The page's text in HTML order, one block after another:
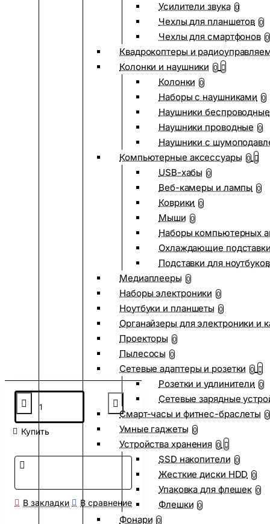
Усилители звука 0
Чехлы для планшетов 0
Чехлы для смартфонов 0
Квадрокоптеры и
Колонки и наушники 0
Колонки 0
Наборы с наушниками 0
Наушники беспроводные
Наушники проводные 0
Наушники с
Компьютерные аксессуары 0
USB-хабы 0
Веб-камеры и лампы 0
Коврики 0
Мыши 0
Наборы компьютерных
Охлаждающие
Подставки для ноутбуков
Медиаплееры 0
Наборы электроники 0
Ноутбуки и планшеты 0
Органайзеры для электроники и
Проекторы 0
Пылесосы 0
Сетевые адаптеры и розетки 0
Розетки и удлинители 0
Сетевые зарядные
Смарт-часы и фитнес-браслеты 0
Умные гаджеты 0
Устройства хранения 0
SSD накопители 0
Жесткие диски HDD 0
Упаковка для флешек 0
Флешки 0
Фонари 0
Купить
В закладки В сравнение